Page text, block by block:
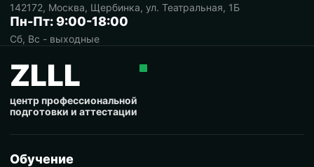
142172, Москва, Щербинка, ул. Театральная, 1Б
Пн-Пт: 9:00-18:00
Сб, Вс - выходные
ZLLL
центр профессиональной
подготовки и аттестации
Обучение